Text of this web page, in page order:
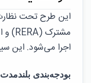
این طرح تحت
مشترک (RERA) و از طریق
اجرا می‌شود. این
بودجه‌بندی